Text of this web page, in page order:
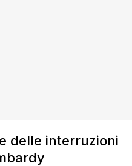
delle interruzioni